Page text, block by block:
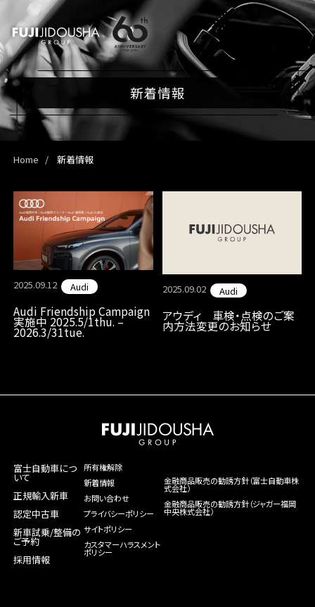
新着情報
Home 新着情報
2025.09.12 Audi
Audi Friendship Campaign
実施中 2025.5/1thu. –
2026.3/31tue.
2025.09.02 Audi
アウディ 車検・点検のご案
内方法変更のお知らせ
富士自動車につ
いて
正規輸入新車
認定中古車
新車試乗/整備の
ご予約
採用情報
所有権解除
新着情報
お問い合わせ
プライバシーポリシー
サイトポリシー
カスタマーハラスメント
ポリシー
金融商品販売の勧誘方針（富士自動車株
式会社）
金融商品販売の勧誘方針（ジャガー福岡
中央株式会社）